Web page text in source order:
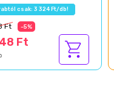
csak: 3 324 Ft/db!
Ft -5%
Ft